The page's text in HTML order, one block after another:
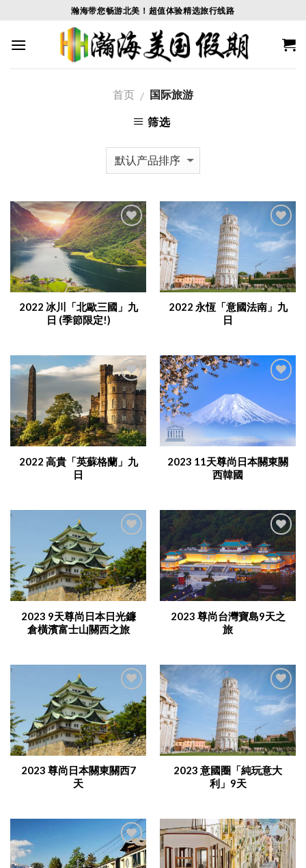
content
瀚海带您畅游北美！超值体验精选旅行线路
首页 / 国际旅游
筛选
Add to
Wishlist
2022 冰川「北歐三國」九
日 (季節限定!)
Add to
Wishlist
2022 永恆「意國法南」九
日
Add to
Wishlist
2022 高貴「英蘇格蘭」九
日
2023 11天尊尚日本關東關
西韓國
Add to
Wishlist
2023 9天尊尚日本日光鐮
倉橫濱富士山關西之旅
Add to
Wishlist
2023 尊尚台灣寶島9天之
旅
Add to
Wishlist
2023 尊尚日本關東關西7
天
Add to
Wishlist
2023 意國圈「純玩意大
利」9天
Add to
Wishlist
Add to
Wishlist